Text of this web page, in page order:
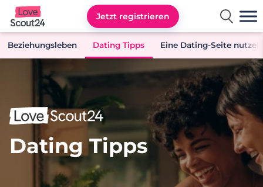
Lovescout24
Jetzt registrieren
Beziehungsleben Dating Tipps Eine Dating-Seite nutzen
Dating Tipps